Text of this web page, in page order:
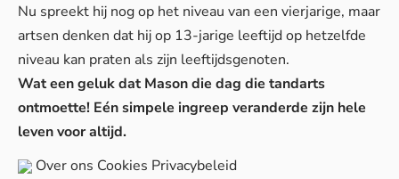
Nu spreekt hij nog op het niveau van een vierjarige, maar
artsen denken dat hij op 13-jarige leeftijd op hetzelfde
niveau kan praten als zijn leeftijdsgenoten.
Wat een geluk dat Mason die dag die tandarts
ontmoette! Eén simpele ingreep veranderde zijn hele
leven voor altijd.
Over ons Cookies Privacybeleid